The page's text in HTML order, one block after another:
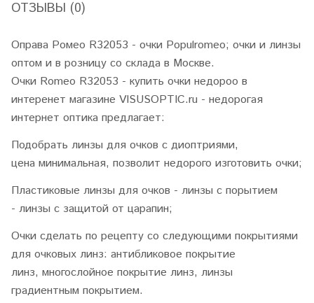
ОТЗЫВЫ (0)
Оправа Ромео R32053 - очки Populromeo; очки и линзы
оптом и в розницу со склада в Москве.
Очки Romeo R32053 - купить очки недороо в
интеренет магазине VISUSOPTIC.ru - недорогая
интернет оптика предлагает:
Подобрать линзы для очков с диоптриями,
цена минимальная, позволит недорого изготовить очки;
Пластиковые линзы для очков - линзы с порытием
- линзы с защитой от царапин;
Очки сделать по рецепту со следующими покрытиями
для очковых линз: антибликовое покрытие
линз, многослойное покрытие линз, линзы
градиентным покрытием.